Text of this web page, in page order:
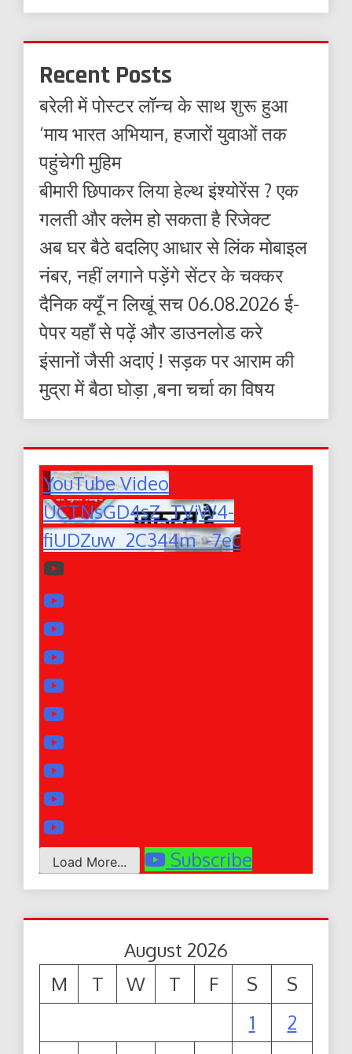
Recent Posts
बरेली में पोस्टर लॉन्च के साथ शुरू हुआ
‘माय भारत अभियान, हजारों युवाओं तक
पहुंचेगी मुहिम
बीमारी छिपाकर लिया हेल्थ इंश्योरेंस ? एक
गलती और क्लेम हो सकता है रिजेक्ट
अब घर बैठे बदलिए आधार से लिंक मोबाइल
नंबर, नहीं लगाने पड़ेंगे सेंटर के चक्कर
दैनिक क्यूँ न लिखूं सच 06.08.2026 ई-
पेपर यहाँ से पढ़ें और डाउनलोड करे
इंसानों जैसी अदाएं ! सड़क पर आराम की
मुद्रा में बैठा घोड़ा ,बना चर्चा का विषय
YouTube Video
UCTNsGD4sZ_TVjW4-
fiUDZuw_2C344m_-7ec
Load More... Subscribe
August 2026
M
T W T F S
S
1
2